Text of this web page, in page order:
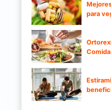
para
Comida